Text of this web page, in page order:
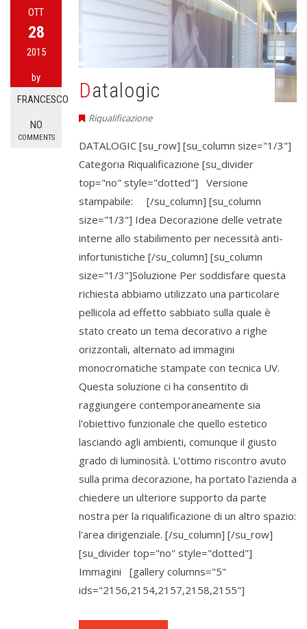
OTT
28
2015
by
FRANCESCO
NO
COMMENTS
Datalogic
Riqualificazione
DATALOGIC [su_row] [su_column size="1/3"]
Categoria Riqualificazione [su_divider
top="no" style="dotted"] Versione
stampabile: [/su_column] [su_column
size="1/3"] Idea Decorazione delle vetrate
interne allo stabilimento per necessità anti-
infortunistiche [/su_column] [su_column
size="1/3"]Soluzione Per soddisfare questa
richiesta abbiamo utilizzato una particolare
pellicola ad effetto sabbiato sulla quale è
stato creato un tema decorativo a righe
orizzontali, alternato ad immagini
monocromatiche stampate con tecnica UV.
Questa soluzione ci ha consentito di
raggiungere contemporaneamente sia
l'obiettivo funzionale che quello estetico
lasciando agli ambienti, comunque il giusto
grado di luminosità. L'ottimo riscontro avuto
sulla prima decorazione, ha portato l'azienda a
chiedere un ulteriore supporto da parte
nostra per la riqualificazione di un altro spazio:
l'area dirigenziale. [/su_column] [/su_row]
[su_divider top="no" style="dotted"]
Immagini [gallery columns="5"
ids="2156,2154,2157,2158,2155"]